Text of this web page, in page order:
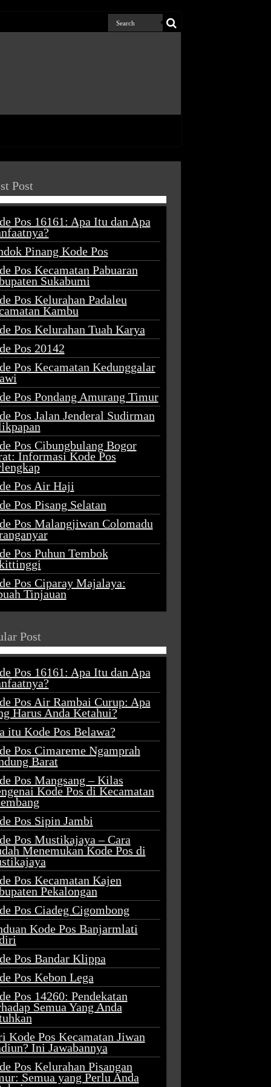
Post
Pos 16161: Apa Itu dan Apa
Pinang Kode Pos
Pos Kecamatan Pabuaran
Sukabumi
Pos Kelurahan Padaleu
Kambu
Pos Kelurahan Tuah Karya
Pos 20142
Pos Kecamatan Kedunggalar
Pos Pondang Amurang Timur
Pos Jalan Jenderal Sudirman
Pos Cibungbulang Bogor
Informasi Kode Pos
Pos Air Haji
Pos Pisang Selatan
Pos Malangjiwan Colomadu
Pos Puhun Tembok
Pos Ciparay Majalaya:
Tinjauan
Post
Pos 16161: Apa Itu dan Apa
Pos Air Rambai Curup: Apa
Harus Anda Ketahui?
itu Kode Pos Belawa?
Pos Cimareme Ngamprah
Barat
Pos Mangsang – Kilas
Kode Pos di Kecamatan
Pos Sipin Jambi
Pos Mustikajaya – Cara
Menemukan Kode Pos di
Pos Kecamatan Kajen
Pekalongan
Pos Ciadeg Cigombong
Kode Pos Banjarmlati
Pos Bandar Klippa
Pos Kebon Lega
Pos 14260: Pendekatan
Semua Yang Anda
Kode Pos Kecamatan Jiwan
Ini Jawabannya
Pos Kelurahan Pisangan
Semua yang Perlu Anda